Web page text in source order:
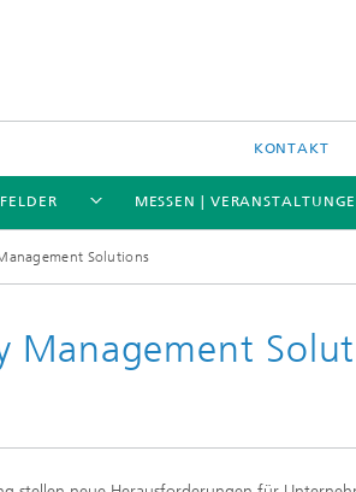
KONTAKT
MESSEN |
Solutions
Management